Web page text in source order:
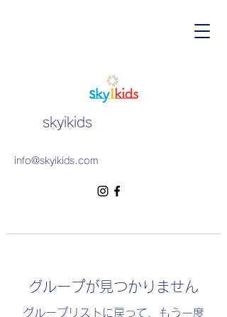
skyikids
info@skyikids.com
グループが見つかりません
グループリストに戻って、もう一度